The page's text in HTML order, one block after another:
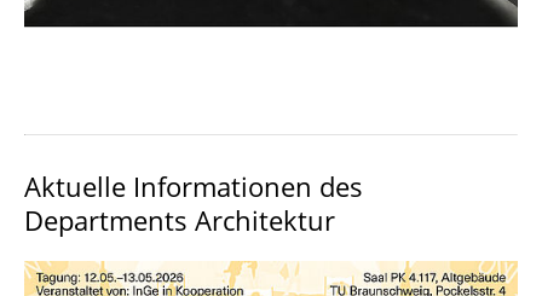
Aktuelle Informationen des
Departments Architektur